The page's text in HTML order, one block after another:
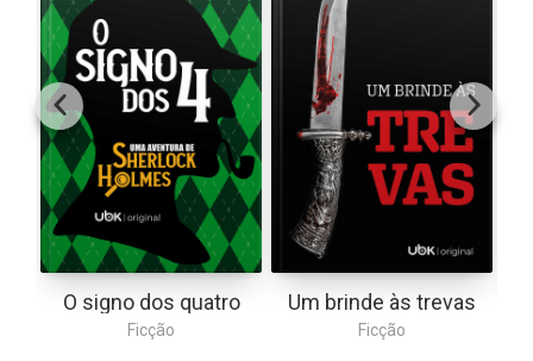
O signo dos quatro
Ficção
Um brinde às trevas
Ficção